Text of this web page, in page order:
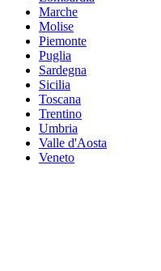
Marche
Molise
Piemonte
Puglia
Sardegna
Sicilia
Toscana
Trentino
Umbria
Valle d'Aosta
Veneto